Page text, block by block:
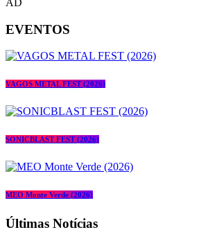
AD
EVENTOS
VAGOS METAL FEST (2026)
SONICBLAST FEST (2026)
MEO Monte Verde (2026)
Últimas Notícias